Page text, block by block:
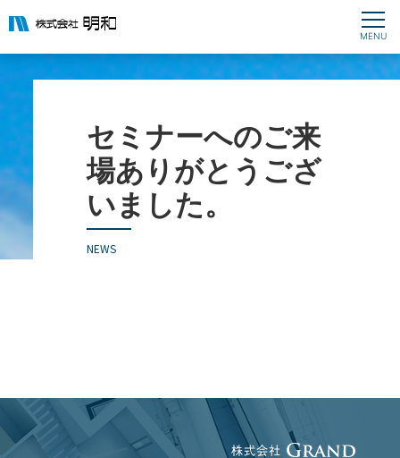
セミナーへのご来
場ありがとうござ
いました。
NEWS